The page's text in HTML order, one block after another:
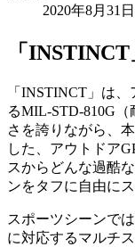
2020年8月31日
「
「INSTINCT」は
るMIL-STD-810G
さを誇りながら、
した、アウトドア
スからどんな過酷
ンをタフに自由に
スポーツシーンで
に対応するマルチ